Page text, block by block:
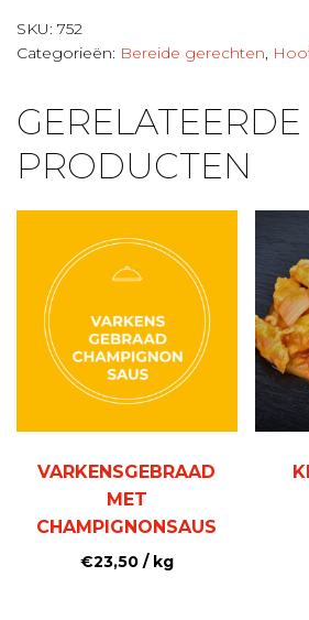
SKU: 752
Categorieën: Bereide gerechten,
GERELATEERDE
PRODUCTEN
VARKENSGEBRAAD
MET
CHAMPIGNONSAUS
€23,50/ kg